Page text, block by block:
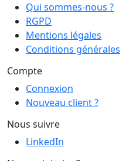
Qui sommes-nous ?
RGPD
Mentions légales
Conditions générales
Compte
Connexion
Nouveau client ?
Nous suivre
LinkedIn